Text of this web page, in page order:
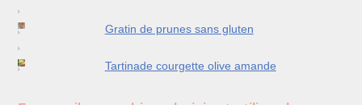
Gratin de prunes sans gluten
Tartinade courgette olive amande